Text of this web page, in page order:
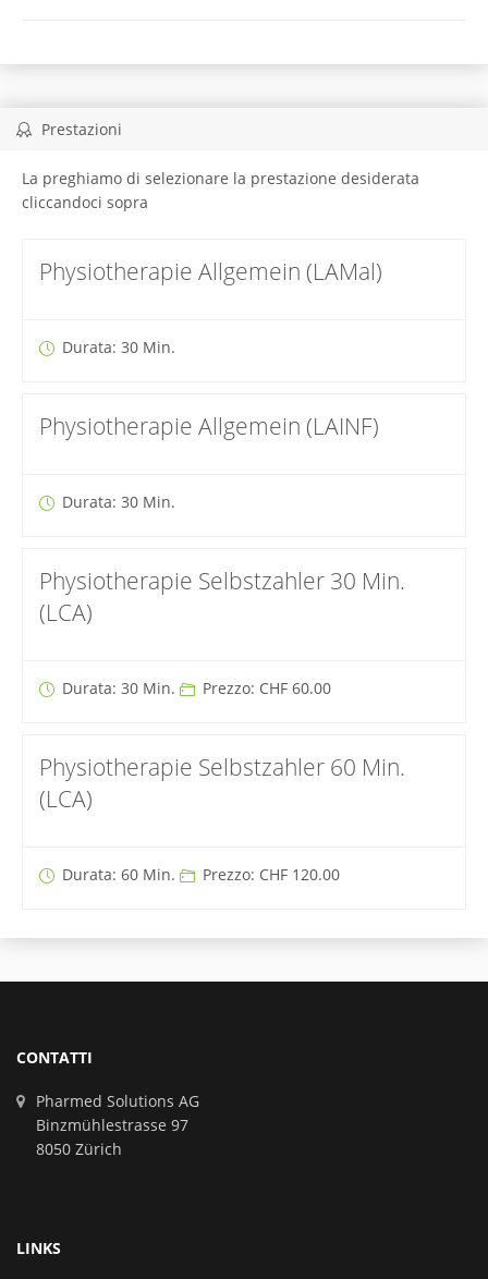
Prestazioni
La preghiamo di selezionare la prestazione desiderata
cliccandoci sopra
Physiotherapie Allgemein (LAMal)
Durata: 30 Min.
Physiotherapie Allgemein (LAINF)
Durata: 30 Min.
Physiotherapie Selbstzahler 30 Min.
(LCA)
Durata: 30 Min. Prezzo: CHF 60.00
Physiotherapie Selbstzahler 60 Min.
(LCA)
Durata: 60 Min. Prezzo: CHF 120.00
CONTATTI
Pharmed Solutions AG
Binzmühlestrasse 97
8050 Zürich
LINKS